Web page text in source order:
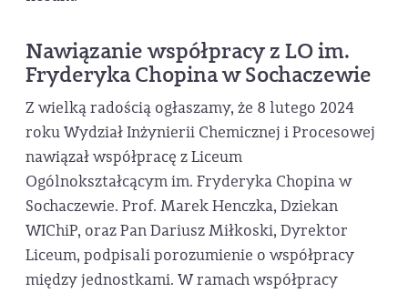
Nawiązanie współpracy z LO im.
Fryderyka Chopina w Sochaczewie
Z wielką radością ogłaszamy, że 8 lutego 2024
roku Wydział Inżynierii Chemicznej i Procesowej
nawiązał współpracę z Liceum
Ogólnokształcącym im. Fryderyka Chopina w
Sochaczewie. Prof. Marek Henczka, Dziekan
WIChiP, oraz Pan Dariusz Miłkoski, Dyrektor
Liceum, podpisali porozumienie o współpracy
między jednostkami. W ramach współpracy